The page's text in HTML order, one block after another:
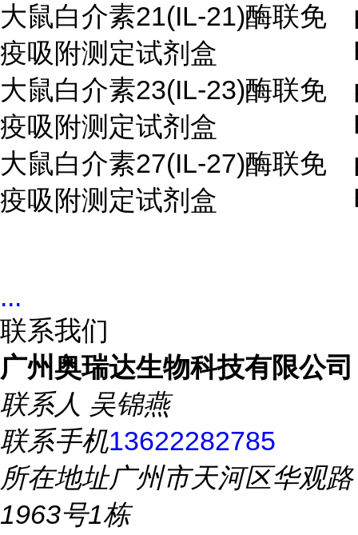
大鼠白介素21(IL-21)酶联免
疫吸附测定试剂盒
大鼠白介素23(IL-23)酶联免
疫吸附测定试剂盒
大鼠白介素27(IL-27)酶联免
疫吸附测定试剂盒
...
联系我们
广州奥瑞达生物科技有限公司
联系人 吴锦燕
联系手机13622282785
所在地址广州市天河区华观路
1963号1栋